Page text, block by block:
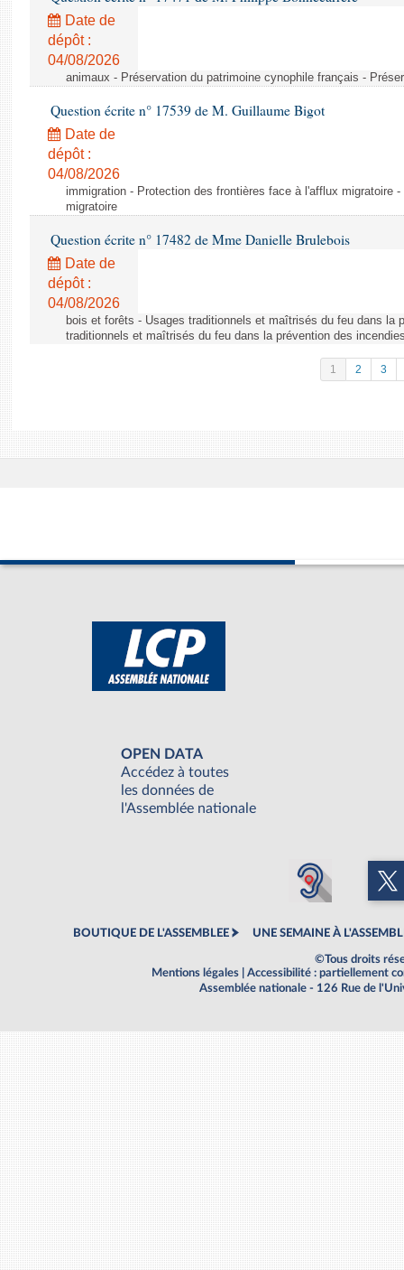
Date de
dépôt :
04/08/2026
animaux - Préservation du patrimoine cynophile français -
Question écrite n° 17539 de M. Guillaume Bigot
Date de
dépôt :
04/08/2026
immigration - Protection des frontières face à l'afflux migratoire
migratoire
Question écrite n° 17482 de Mme Danielle Brulebois
Date de
dépôt :
04/08/2026
bois et forêts - Usages traditionnels et maîtrisés du feu dans la
traditionnels et maîtrisés du feu dans la prévention des
1 2 3
OPEN DATA
Accédez à toutes
les données de
l'Assemblée nationale
BOUTIQUE DE L'ASSEMBLEE UNE SEMAINE À
©Tous droits
Mentions légales
Accessibilité : partiellement
Assemblée nationale - 126 Rue de